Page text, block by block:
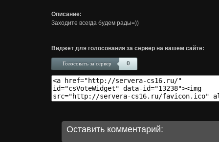
Описание:
Заходите всегда будем рады=))
Виджет для голосования за сервер на вашем сайте:
0
Голосовать за сервер
Оставить комментарий: